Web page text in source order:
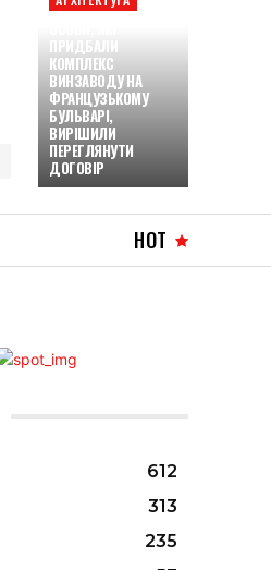
ПРИДБАЛИ
КОМПЛЕКС
ВИНЗАВОДУ НА
ФРАНЦУЗЬКОМУ
БУЛЬВАРІ,
ВИРІШИЛИ
ПЕРЕГЛЯНУТИ
ДОГОВІР
HOT
612
313
235